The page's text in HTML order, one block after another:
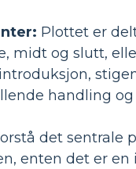
Plottet er
midt og slutt,
handling
det sentrale
enten det er